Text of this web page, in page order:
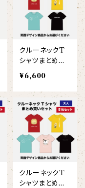
クルーネックT
シャツまとめ買
いセット（こども
4枚/両面プリン
ト）
¥6,600
クルーネックT
シャツまとめ買